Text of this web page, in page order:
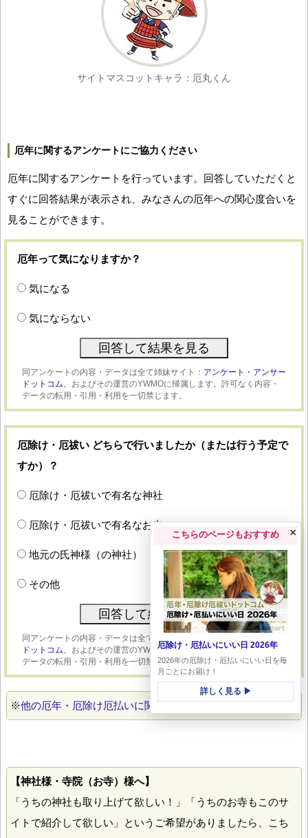
サイトマスコットキャラ：厄丸くん
厄年に関するアンケートにご協力ください
厄年に関するアンケートを行っています。回答していただくと
すぐに回答結果が表示され、みなさんの厄年への関心度合いを
見ることができます。
厄年って気になりますか？
気になる
気にならない
同アンケートの内容・データは全て姉妹サイト： アンケート・アンサー
ドットコム、 およびその運営のYWMOに帰属します。許可なく内容・
データの転用・引用・利用を一切禁じます。
厄除け・厄祓い どちらで行いましたか（または行う予定で
すか）？
厄除け・厄祓いで有名な神社
厄除け・厄祓いで有名なお寺
地元の氏神様（の神社）
その他
同アンケートの内容・データは全て姉妹サイト：
ドットコム、 およびその運営のYWMOに帰属します。許可なく内容・
データの転用・引用・利用を一切禁じます。
※他の厄年・厄除け厄払いに関するアンケート一覧はこちら
【神社様・寺院（お寺）様へ】
「うちの神社も取り上げて欲しい！」「うちのお寺もこのサ
イトで紹介して欲しい」というご希望がありましたら、こち
こちらのページもおすすめ
厄除け・厄払いにいい日 2026年
2026年の厄除け・厄払いにいい日を毎
月ごとにお届け！
詳しく見る ▶
×